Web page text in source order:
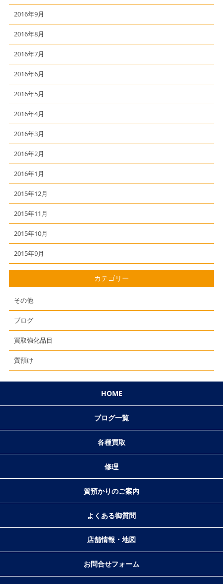
2016年9月
2016年8月
2016年7月
2016年6月
2016年5月
2016年4月
2016年3月
2016年2月
2016年1月
2015年12月
2015年11月
2015年10月
2015年9月
カテゴリー
その他
ブログ
買取強化品目
質預け
HOME
ブログ一覧
各種買取
修理
質預かりのご案内
よくある御質問
店舗情報・地図
お問合せフォーム